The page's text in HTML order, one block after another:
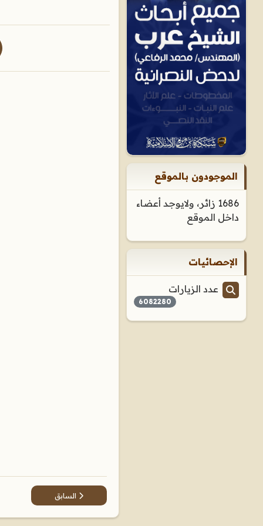
الموجودون بالموقع
1686 زائر، ولايوجد أعضاء
داخل الموقع
الإحصائيات
عدد الزيارات
6082280
المقال السابق: الإصابة في
السابق